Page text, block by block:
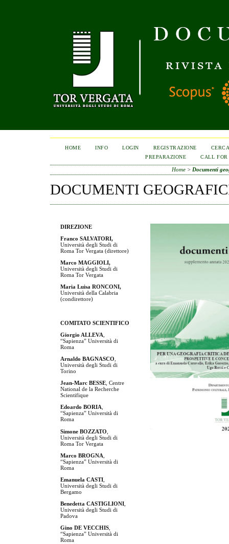
HOME INFO LOGIN REGISTRAZIONE
PREPARAZIONE
CALL FOR
Home> Documenti
DOCUMENTI
DIREZIONE
Franco SALVATORI,
Università degli Studi di
Roma Tor Vergata (direttore)
Marco MAGGIOLI,
Università degli Studi di
Roma Tor Vergata
Maria Luisa RONCONI,
Università della Calabria
(condirettore)
COMITATO SCIENTIFICO
Giorgio ALLEVA
“Sapienza” Università di
Roma
Arnaldo BAGNASCO
Università degli Studi di
Torino
Jean-Marc BESSE , Centre
National de la Recherche
Scientifique
Edoardo BORIA,
“Sapienza” Università di
Roma
Simone BOZZATO
Università degli Studi di
Roma Tor Vergata
Marco BROGNA
“Sapienza” Università di
Roma
Emanuela CASTI
Università degli Studi di
Bergamo
Benedetta CASTIGLIONI
Università degli Studi di
Padova
Gino DE VECCHIS,
“Sapienza” Università di
Roma